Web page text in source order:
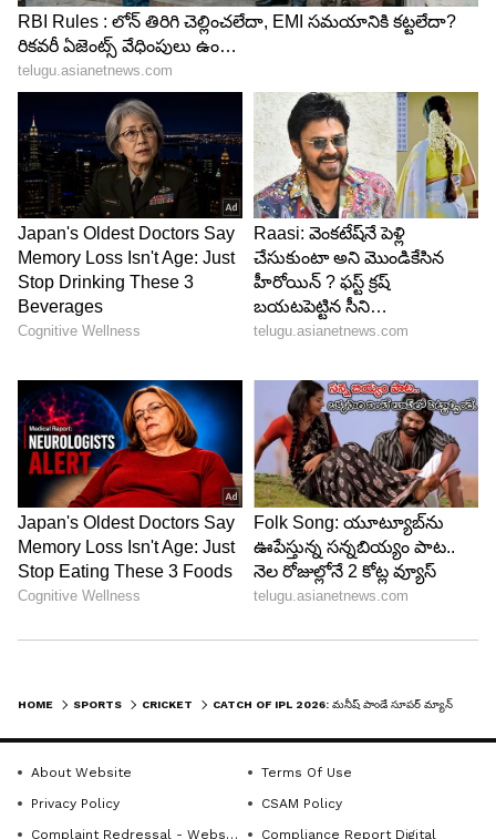
https://t.co/9SHVzm41aO pic.twitter.c
om/uwWo8hx3Vm
— Star Sports (@StarSportsIndia) May
13, 2026
4
4
‎విరాట్ కోహ్లీ వీరవిహారం.. ఆర్‌సీబీ టాప్
‎మనీష్ పాండే క్యాచ్ కేకేఆర్ శిబిరంలో ఉత్సాహం
HOME SPORTS CRICKET
About Website
Terms Of Use
Privacy Policy
CSAM Policy
Complaint Redressal - Website
Compliance Report Digital